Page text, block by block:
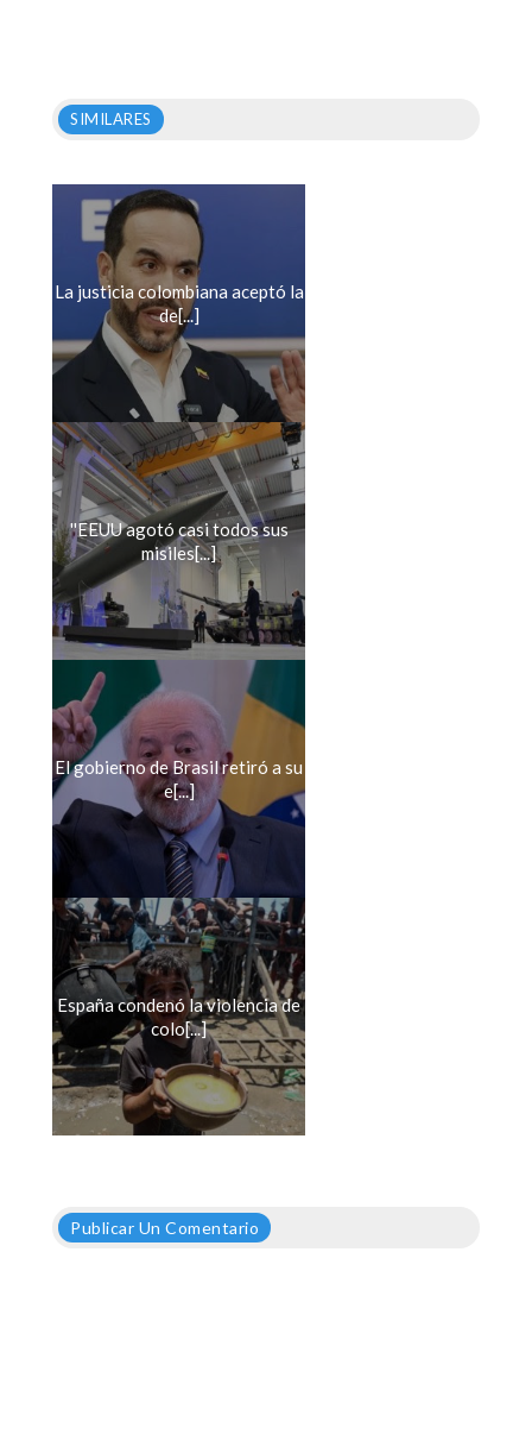
SIMILARES
La justicia colombiana aceptó la
de[...]
''EEUU agotó casi todos sus
misiles[...]
El gobierno de Brasil retiró a su
e[...]
España condenó la violencia de
colo[...]
Publicar Un Comentario